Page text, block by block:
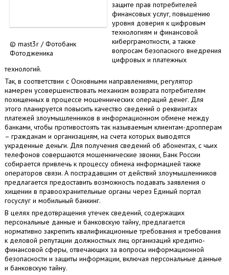
© mast3r / Фотобанк
Фотодженика
защите прав потребителей
финансовых услуг, повышению
уровня доверия к цифровым
технологиям и финансовой
киберграмотности, а также
вопросам безопасного внедрения
цифровых и платежных
технологий.
Так, в соответствии с Основными направлениями, регулятор
намерен усовершенствовать механизм возврата потребителям
похищенных в процессе мошеннических операций денег. Для
этого планируется повысить качество сведений о реквизитах
платежей злоумышленников в информационном обмене между
банками, чтобы противостоять так называемым клиентам-дропперам
– гражданам и организациям, на счета которых выводятся
украденные деньги. Для получения сведений об абонентах, с чьих
телефонов совершаются мошеннические звонки, Банк России
собирается привлечь к процессу обмена информацией также
операторов связи. А пострадавшим от действий злоумышленников
предлагается предоставить возможность подавать заявления о
хищении в правоохранительные органы через Единый портал
госуслуг и мобильный банкинг.
В целях предотвращения утечек сведений, содержащих
персональные данные и банковскую тайну, предлагается
нормативно закрепить квалификационные требования и требования
к деловой репутации должностных лиц организаций кредитно-
финансовой сферы, отвечающих за вопросы информационной
безопасности и защиты информации, включая персональные данные
и банковскую тайну.